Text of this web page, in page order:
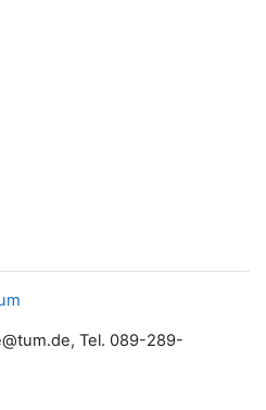
Tel. 089-289-